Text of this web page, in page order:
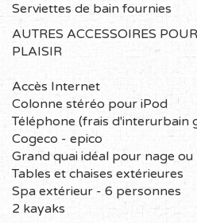
Serviettes de bain fournies
AUTRES ACCESSOIRES
PLAISIR
Accès Internet
Colonne stéréo pour iPod
Téléphone (frais d'interurbain
Cogeco - epico
Grand quai idéal pour nage ou
Tables et chaises extérieures
Spa extérieur - 6 personnes
2 kayaks